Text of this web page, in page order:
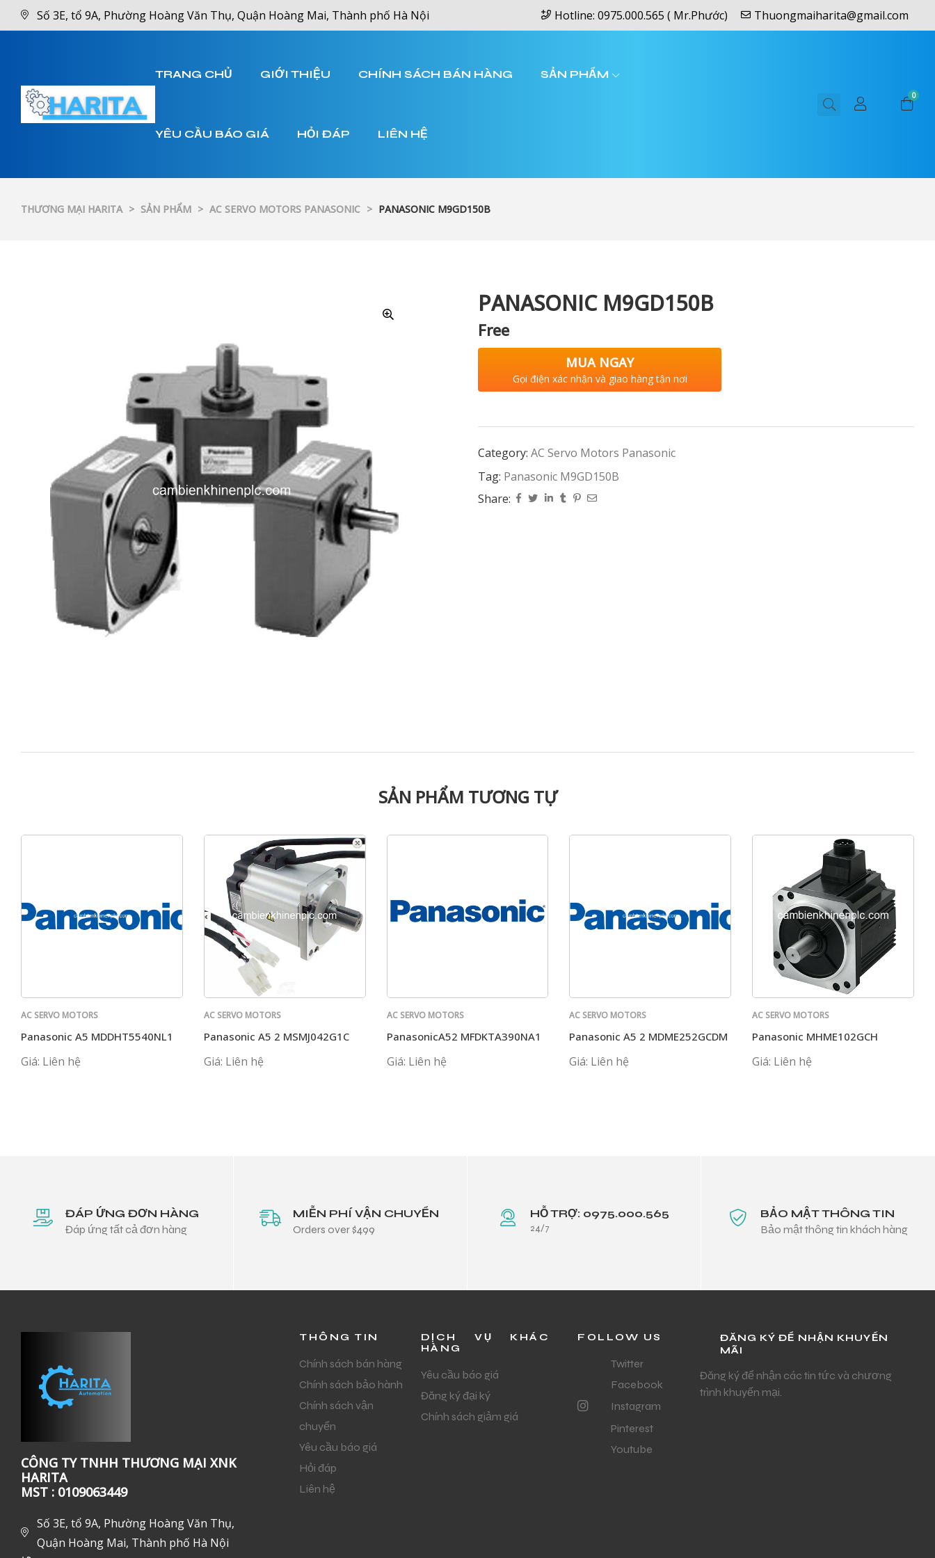
Số 3E, tổ 9A, Phường Hoàng Văn Thụ, Quận Hoàng Mai, Thành phố Hà Nội Hotline: 0975.000.565 ( Mr.Phước) Thuongmaiharita@gmail.com
TRANG CHỦ GIỚI THIỆU CHÍNH SÁCH BÁN HÀNG SẢN PHẨM
YÊU CẦU BÁO GIÁ HỎI ĐÁP LIÊN HỆ
0
THƯƠNG MẠI HARITA > SẢN PHẨM > AC SERVO MOTORS PANASONIC > PANASONIC M9GD150B
PANASONIC M9GD150B
Free
MUA NGAY
Gọi điện xác nhận và giao hàng tận nơi
Category: AC Servo Motors Panasonic
Tag: Panasonic M9GD150B
Share:
SẢN PHẨM TƯƠNG TỰ
AC SERVO MOTORS
Panasonic A5 MDDHT5540NL1
Giá: Liên hệ
AC SERVO MOTORS
Panasonic A5 2 MSMJ042G1C
Giá: Liên hệ
AC SERVO MOTORS
PanasonicA52 MFDKTA390NA1
Giá: Liên hệ
AC SERVO MOTORS
Panasonic A5 2 MDME252GCDM
Giá: Liên hệ
AC SERVO MOTORS
Panasonic MHME102GCH
Giá: Liên hệ
ĐÁP ỨNG ĐƠN HÀNG
Đáp ứng tất cả đơn hàng
MIỄN PHÍ VẬN CHUYỂN
Orders over $499
HỖ TRỢ: 0975.000.565
24/7
BẢO MẬT THÔNG TIN
Bảo mật thông tin khách hàng
CÔNG TY TNHH THƯƠNG MẠI XNK
HARITA
MST : 0109063449
Số 3E, tổ 9A, Phường Hoàng Văn Thụ,
Quận Hoàng Mai, Thành phố Hà Nội
THÔNG TIN
Chính sách bán hàng
Chính sách bảo hành
Chính sách vận
chuyển
Yêu cầu báo giá
Hỏi đáp
Liên hệ
DỊCH VỤ KHÁC
HÀNG
Yêu cầu báo giá
Đăng ký đại ký
Chính sách giảm giá
FOLLOW US
Twitter
Facebook
Instagram
Pinterest
Youtube
ĐĂNG KÝ ĐỂ NHẬN KHUYẾN
MÃI
Đăng ký để nhận các tin tức và chương
trình khuyến mại.